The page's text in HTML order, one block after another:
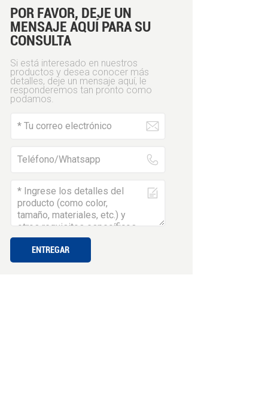
POR FAVOR, DEJE UN
MENSAJE AQUÍ PARA SU
CONSULTA
Si está interesado en nuestros
productos y desea conocer más
detalles, deje un mensaje aquí, le
responderemos tan pronto como
podamos.
ENTREGAR